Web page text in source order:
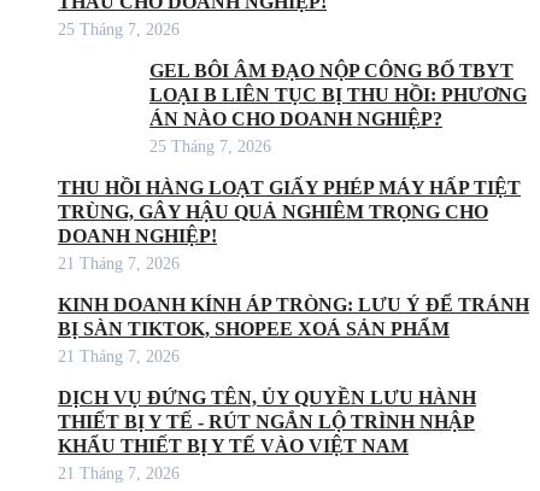
25 Tháng 7, 2026
GEL BÔI ÂM ĐẠO NỘP CÔNG BỐ TBYT
LOẠI B LIÊN TỤC BỊ THU HỒI: PHƯƠNG
ÁN NÀO CHO DOANH NGHIỆP?
25 Tháng 7, 2026
THU HỒI HÀNG LOẠT GIẤY PHÉP MÁY HẤP TIỆT
TRÙNG, GÂY HẬU QUẢ NGHIÊM TRỌNG CHO
DOANH NGHIỆP!
21 Tháng 7, 2026
KINH DOANH KÍNH ÁP TRÒNG: LƯU Ý ĐỂ TRÁNH
BỊ SÀN TIKTOK, SHOPEE XOÁ SẢN PHẨM
21 Tháng 7, 2026
DỊCH VỤ ĐỨNG TÊN, ỦY QUYỀN LƯU HÀNH
THIẾT BỊ Y TẾ - RÚT NGẮN LỘ TRÌNH NHẬP
KHẨU THIẾT BỊ Y TẾ VÀO VIỆT NAM
21 Tháng 7, 2026